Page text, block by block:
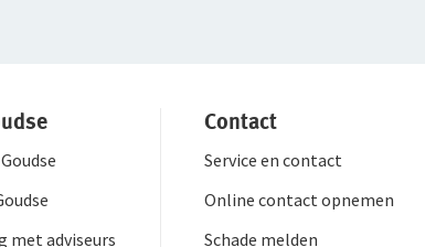
met adviseurs
Contact
Service en contact
Online contact opnemen
Schade melden